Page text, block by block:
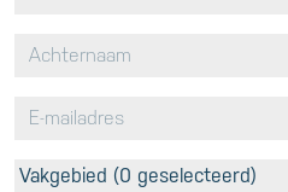
Vakgebied (0 geselecteerd)